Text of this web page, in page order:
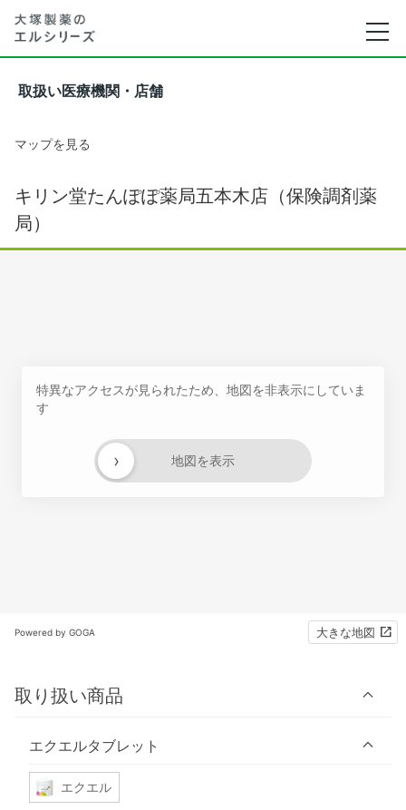
取扱い医療機関・店舗
マップを見る
キリン堂たんぽぽ薬局五本木店（保険調剤薬
局）
特異なアクセスが見られたため、地図を非表示にしていま
す
地図を表示
›
Powered by GOGA 大きな地図
取り扱い商品
エクエルタブレット
エクエル